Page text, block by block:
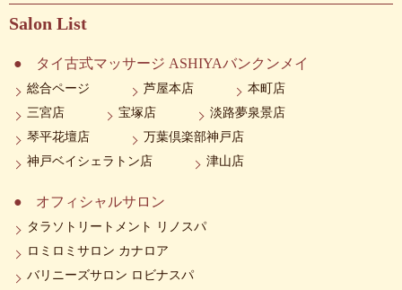
Salon List
タイ古式マッサージ ASHIYAバンクンメイ
総合ページ 芦屋本店
本町店
三宮店
宝塚店
淡路夢泉景店
琴平花壇店
万葉倶楽部神戸店
神戸ベイシェラトン店
津山店
オフィシャルサロン
タラソトリートメント リノスパ
ロミロミサロン カナロア
バリニーズサロン ロビナスパ